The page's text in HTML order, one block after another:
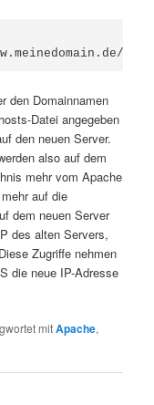
$1
den Domainnamen
Datei angegeben
den neuen Server.
also auf dem
mehr vom Apache
auf die
dem neuen Server
des alten Servers,
Zugriffe nehmen
die neue IP-Adresse
mitApache,